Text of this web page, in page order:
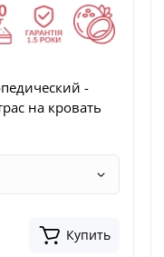
-
на кровать
Купить